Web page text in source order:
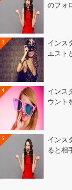
のフォ
3
インス
エスト
4
インス
ウント
5
インス
ると相